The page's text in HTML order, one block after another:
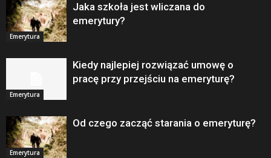
Emerytura
Jaka szkoła jest wliczana do
emerytury?
Emerytura
Kiedy najlepiej rozwiązać umowę o
pracę przy przejściu na emeryturę?
Emerytura
Od czego zacząć starania o emeryturę?